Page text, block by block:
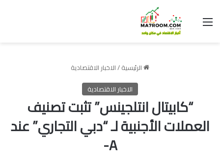
القائمة
الرئيسية/الاخبار الاقتصادية
الاخبار الاقتصادية
“كابيتال انتلجينس” تثبت تصنيف
العملات الأجنبية لـ “دبي التجاري” عند
A-